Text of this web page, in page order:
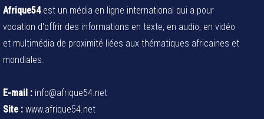
Afrique54est un média en ligne international qui a pour
vocation d'offrir des informations en texte, en audio, en vidéo
et multimédia de proximité liées aux thématiques africaines et
mondiales.
E-mail : info@afrique54.net
Site : www.afrique54.net